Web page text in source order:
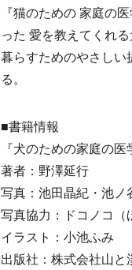
『猫のための 家庭の
った 愛を教えてくれ
暮らすためのやさし
る。
■書籍情報
『犬のための家庭の医
著者：野澤延行
写真：池田晶紀・池ノ
写真協力：ドコノコ（
イラスト：小池ふみ
出版社：株式会社山と